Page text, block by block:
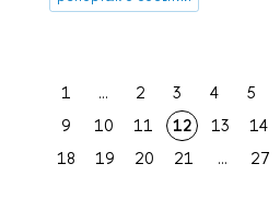
1 ... 2 3 4 5
9
10 11 12 13 14
18
19 20 21 ... 27